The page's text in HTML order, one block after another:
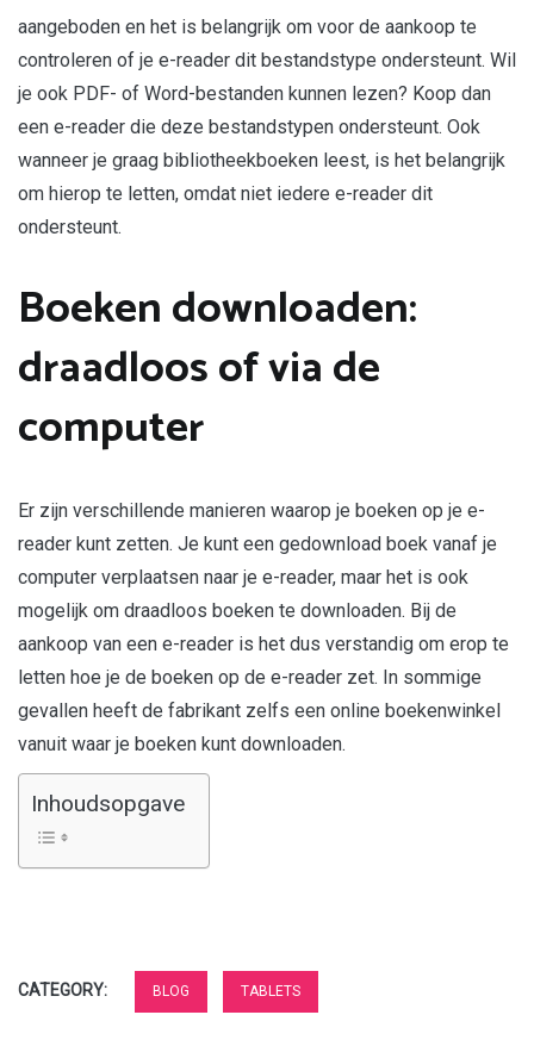
aangeboden en het is belangrijk om voor de aankoop te
controleren of je e-reader dit bestandstype ondersteunt. Wil
je ook PDF- of Word-bestanden kunnen lezen? Koop dan
een e-reader die deze bestandstypen ondersteunt. Ook
wanneer je graag bibliotheekboeken leest, is het belangrijk
om hierop te letten, omdat niet iedere e-reader dit
ondersteunt.
Boeken downloaden:
draadloos of via de
computer
Er zijn verschillende manieren waarop je boeken op je e-
reader kunt zetten. Je kunt een gedownload boek vanaf je
computer verplaatsen naar je e-reader, maar het is ook
mogelijk om draadloos boeken te downloaden. Bij de
aankoop van een e-reader is het dus verstandig om erop te
letten hoe je de boeken op de e-reader zet. In sommige
gevallen heeft de fabrikant zelfs een online boekenwinkel
vanuit waar je boeken kunt downloaden.
Inhoudsopgave
CATEGORY: BLOG TABLETS